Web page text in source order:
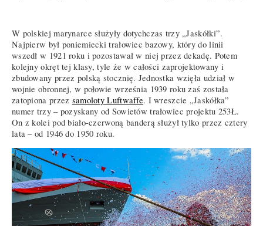
W polskiej marynarce służyły dotychczas trzy „Jaskółki”.
Najpierw był poniemiecki trałowiec bazowy, który do linii
wszedł w 1921 roku i pozostawał w niej przez dekadę. Potem
kolejny okręt tej klasy, tyle że w całości zaprojektowany i
zbudowany przez polską stocznię. Jednostka wzięła udział w
wojnie obronnej, w połowie września 1939 roku zaś została
zatopiona przez samoloty Luftwaffe. I wreszcie „Jaskółka”
numer trzy – pozyskany od Sowietów trałowiec projektu 253Ł.
On z kolei pod biało-czerwoną banderą służył tylko przez cztery
lata – od 1946 do 1950 roku.